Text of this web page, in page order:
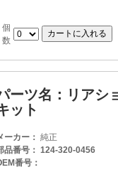
個
数
ーツ名：リアシ
ット
ーカー： 純正
品番号： 124-320-0456
番号：